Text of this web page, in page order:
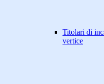
Titolari di
vertice